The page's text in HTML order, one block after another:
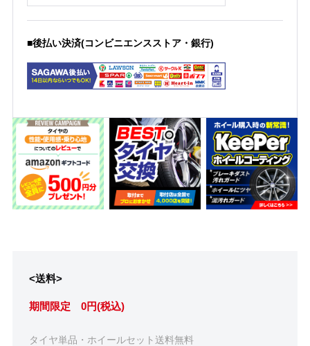
■後払い決済(コンビニエンスストア・銀行)
<送料>
期間限定 0円(税込)
タイヤ単品・ホイールセット送料無料